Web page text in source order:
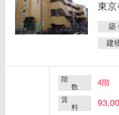
東
築
建
階
数
4階
賃
料